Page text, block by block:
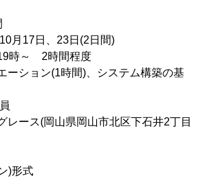
月17日、23日(2日間)
時～ 2時間程度
ション(1時間)、システム構築の基
ース(岡山県岡山市北区下石井2丁目
)形式